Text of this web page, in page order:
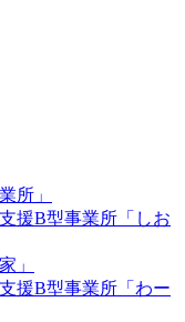
所」
援B型事業所「しお
」
援B型事業所「わー